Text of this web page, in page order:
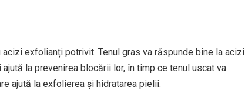
exfolianți potrivit. Tenul gras va răspunde bine la acizi
la prevenirea blocării lor, în timp ce tenul uscat va
ajută la exfolierea și hidratarea pielii.